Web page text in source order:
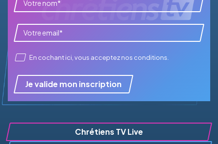
En cochant ici, vous accepteznos conditions
Je valide mon inscription
Chrétiens TV Live